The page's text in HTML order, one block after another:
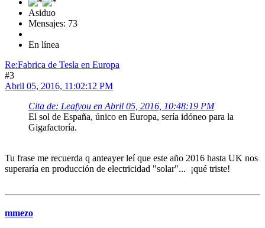
Asiduo
Mensajes: 73
En línea
Re:Fabrica de Tesla en Europa
#3
Abril 05, 2016, 11:02:12 PM
Cita de: Leafyou en Abril 05, 2016, 10:48:19 PM
El sol de España, único en Europa, sería idóneo para la
Gigafactoría.
Tu frase me recuerda q anteayer leí que este año 2016 hasta UK nos
superaría en producción de electricidad "solar"... ¡qué triste!
mmezo